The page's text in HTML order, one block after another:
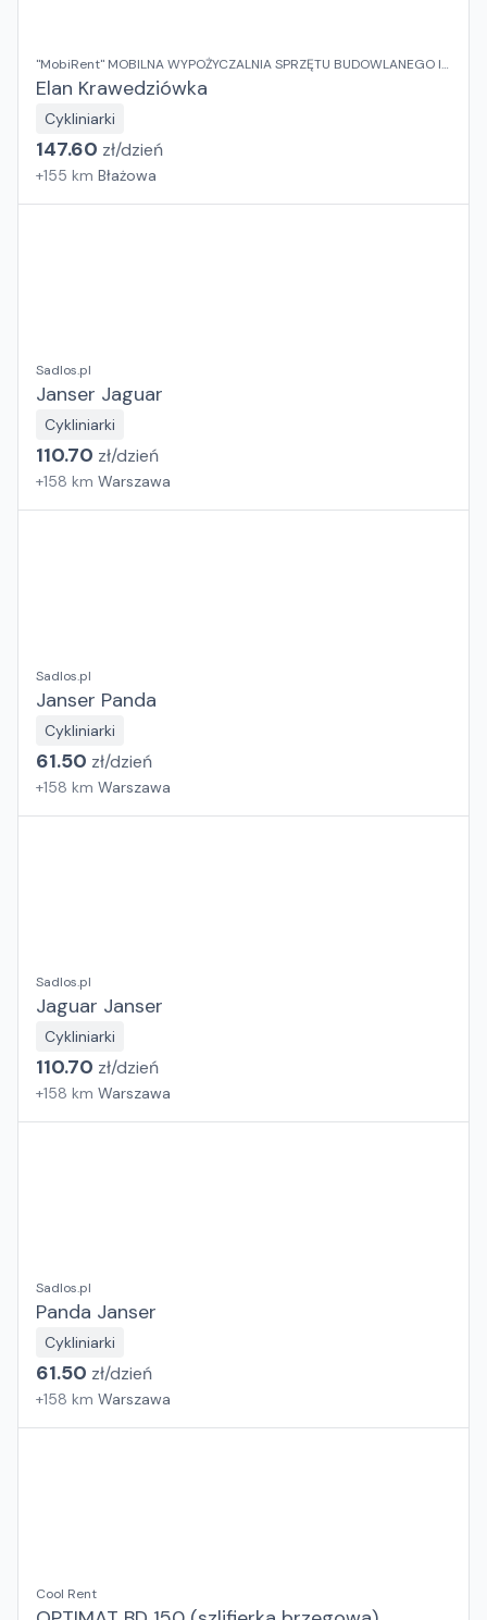
"MobiRent" MOBILNA WYPOŻYCZALNIA SPRZĘTU BUDOWLANEGO I
OGRODOWEGO Jaroslaw Rybka
Elan Krawedziówka
Cykliniarki
147.60 zł/dzień
+155 km Błażowa
Sadlos.pl
Janser Jaguar
Cykliniarki
110.70 zł/dzień
+158 km Warszawa
Sadlos.pl
Janser Panda
Cykliniarki
61.50 zł/dzień
+158 km Warszawa
Sadlos.pl
Jaguar Janser
Cykliniarki
110.70 zł/dzień
+158 km Warszawa
Sadlos.pl
Panda Janser
Cykliniarki
61.50 zł/dzień
+158 km Warszawa
Cool Rent